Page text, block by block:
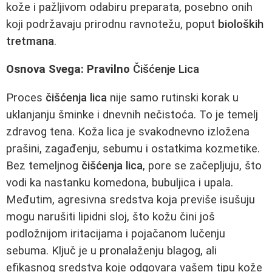
kože i pažljivom odabiru preparata, posebno onih
koji podržavaju prirodnu ravnotežu, poput bioloških
tretmana.
Osnova Svega: Pravilno Čišćenje Lica
Proces čišćenja lica nije samo rutinski korak u
uklanjanju šminke i dnevnih nečistoća. To je temelj
zdravog tena. Koža lica je svakodnevno izložena
prašini, zagađenju, sebumu i ostatkima kozmetike.
Bez temeljnog čišćenja lica, pore se začepljuju, što
vodi ka nastanku komedona, bubuljica i upala.
Međutim, agresivna sredstva koja previše isušuju
mogu narušiti lipidni sloj, što kožu čini još
podložnijom iritacijama i pojačanom lučenju
sebuma. Ključ je u pronalaženju blagog, ali
efikasnog sredstva koje odgovara vašem tipu kože